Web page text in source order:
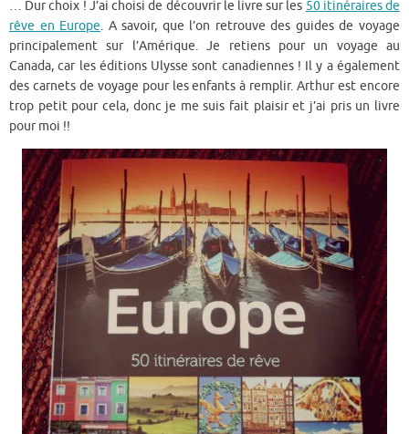
… Dur choix ! J’ai choisi de découvrir le livre sur les 50 itinéraires de
rêve en Europe. A savoir, que l’on retrouve des guides de voyage
principalement sur l’Amérique. Je retiens pour un voyage au
Canada, car les éditions Ulysse sont canadiennes ! Il y a également
des carnets de voyage pour les enfants à remplir. Arthur est encore
trop petit pour cela, donc je me suis fait plaisir et j’ai pris un livre
pour moi !!